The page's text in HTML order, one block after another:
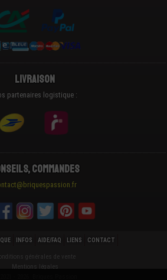
Livraison
partenaires logistique :
Commandes
INFOS AIDE/FAQ LIENS CONTACT
générales de vente
Mentions légales